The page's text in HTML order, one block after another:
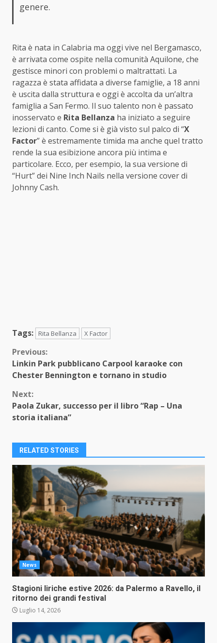
genere.
Rita è nata in Calabria ma oggi vive nel Bergamasco,
è arrivata come ospite nella comunità Aquilone, che
gestisce minori con problemi o maltrattati. La
ragazza è stata affidata a diverse famiglie, a 18 anni
è uscita dalla struttura e oggi è accolta da un’altra
famiglia a San Fermo. Il suo talento non è passato
inosservato e Rita Bellanza ha iniziato a seguire
lezioni di canto. Come si è già visto sul palco di “X
Factor” è estremamente timida ma anche quel tratto
rende la sua esibizione ancora più intima e
particolare. Ecco, per esempio, la sua versione di
“Hurt” dei Nine Inch Nails nella versione cover di
Johnny Cash.
Tags: Rita Bellanza X Factor
Continue
Reading
Previous:
Linkin Park pubblicano Carpool karaoke con
Chester Bennington e tornano in studio
Next:
Paola Zukar, successo per il libro “Rap – Una
storia italiana”
RELATED STORIES
News
Stagioni liriche estive 2026: da Palermo a Ravello, il
ritorno dei grandi festival
Luglio 14, 2026